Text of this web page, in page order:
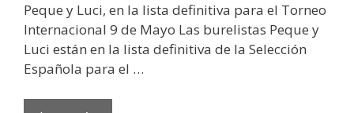
Peque y Luci, en la lista definitiva para el Torneo
Internacional 9 de Mayo Las burelistas Peque y
Luci están en la lista definitiva de la Selección
Española para el …